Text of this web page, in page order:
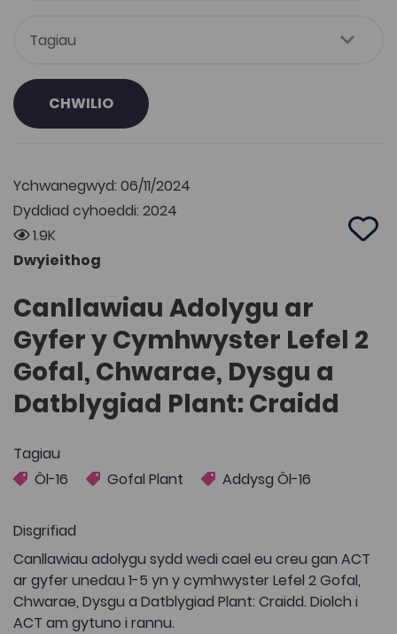
CHWILIO
Ychwanegwyd: 06/11/2024
Dyddiad cyhoeddi: 2024
1.9K
Dwyieithog
Add
Canllawiau Adolygu ar
Gyfer y Cymhwyster Lefel 2
Gofal, Chwarae, Dysgu a
Datblygiad Plant: Craidd
Tagiau
Ôl-16
Gofal Plant Addysg Ôl-16
Disgrifiad
Canllawiau adolygu sydd wedi cael eu creu gan ACT
ar gyfer unedau 1-5 yn y cymhwyster Lefel 2 Gofal,
Chwarae, Dysgu a Datblygiad Plant: Craidd. Diolch i
ACT am gytuno i rannu.